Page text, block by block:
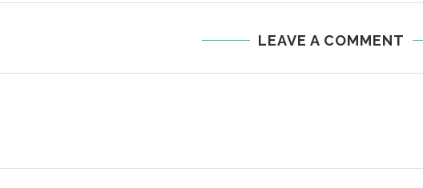
LEAVE A COMMENT